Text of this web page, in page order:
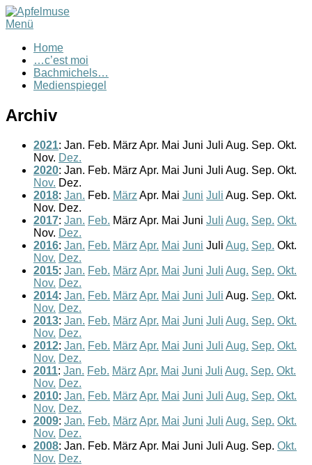
Menü
Home
…c’est moi
Bachmichels…
Medienspiegel
Archiv
2021: Jan. Feb. März Apr. Mai Juni Juli Aug. Sep. Okt.
Nov. Dez.
2020: Jan. Feb. März Apr. Mai Juni Juli Aug. Sep. Okt.
Nov. Dez.
2018: Jan. Feb. März Apr. Mai Juni Juli Aug. Sep. Okt.
Nov. Dez.
2017: Jan. Feb. März Apr. Mai Juni Juli Aug. Sep. Okt.
Nov. Dez.
2016: Jan. Feb. März Apr. Mai Juni Juli Aug. Sep. Okt.
Nov. Dez.
2015: Jan. Feb. März Apr. Mai Juni Juli Aug. Sep. Okt.
Nov. Dez.
2014: Jan. Feb. März Apr. Mai Juni Juli Aug. Sep. Okt.
Nov. Dez.
2013: Jan. Feb. März Apr. Mai Juni Juli Aug. Sep. Okt.
Nov. Dez.
2012: Jan. Feb. März Apr. Mai Juni Juli Aug. Sep. Okt.
Nov. Dez.
2011: Jan. Feb. März Apr. Mai Juni Juli Aug. Sep. Okt.
Nov. Dez.
2010: Jan. Feb. März Apr. Mai Juni Juli Aug. Sep. Okt.
Nov. Dez.
2009: Jan. Feb. März Apr. Mai Juni Juli Aug. Sep. Okt.
Nov. Dez.
2008: Jan. Feb. März Apr. Mai Juni Juli Aug. Sep. Okt.
Nov. Dez.